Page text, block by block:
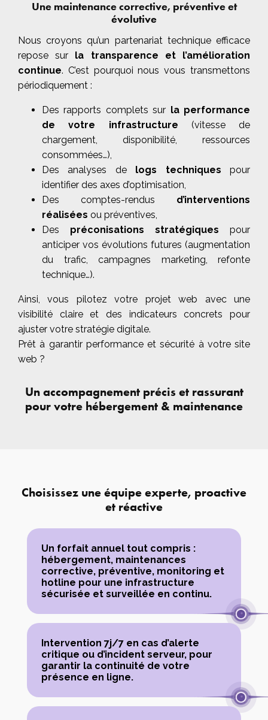
Une maintenance corrective, préventive et
évolutive
Nous croyons qu’un partenariat technique efficace
repose sur la transparence et l’amélioration
continue. C’est pourquoi nous vous transmettons
périodiquement :
Des rapports complets sur la performance
de votre infrastructure (vitesse de
chargement, disponibilité, ressources
consommées…),
Des analyses delogs techniques pour
identifier des axes d’optimisation,
Des comptes-rendus d’interventions
réalisées ou préventives,
Des préconisations stratégiques pour
anticiper vos évolutions futures (augmentation
du trafic, campagnes marketing, refonte
technique…).
Ainsi, vous pilotez votre projet web avec une
visibilité claire et des indicateurs concrets pour
ajuster votre stratégie digitale.
Prêt à garantir performance et sécurité à votre site
web ?
Un accompagnement précis et rassurant
pour votre hébergement & maintenance
Choisissez une équipe experte, proactive
et réactive
Un forfait annuel tout compris :
hébergement, maintenances
corrective, préventive, monitoring et
hotline pour une infrastructure
sécurisée et surveillée en continu.
Intervention 7j/7 en cas d’alerte
critique ou d’incident serveur, pour
garantir la continuité de votre
présence en ligne.